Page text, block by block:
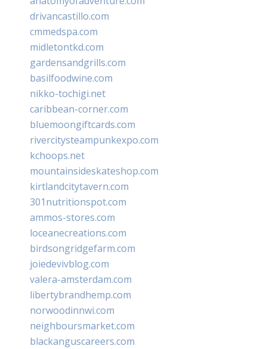
drivancastillo.com
cmmedspa.com
midletontkd.com
gardensandgrills.com
basilfoodwine.com
nikko-tochigi.net
caribbean-corner.com
bluemoongiftcards.com
rivercitysteampunkexpo.com
kchoops.net
mountainsideskateshop.com
kirtlandcitytavern.com
301nutritionspot.com
ammos-stores.com
loceanecreations.com
birdsongridgefarm.com
joiedevivblog.com
valera-amsterdam.com
libertybrandhemp.com
norwoodinnwi.com
neighboursmarket.com
blackanguscareers.com